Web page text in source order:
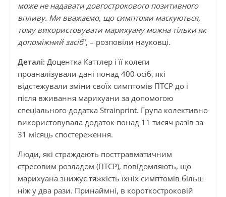
може не надавати довгострокового позитивного
впливу. Ми вважаємо, що симптоми маскуються,
тому використовувати марихуану можна тільки як
допоміжний засіб“, – розповіли науковці.
Деталі: Доцентка Каттлер і її колеги
проаналізували дані понад 400 осіб, які
відстежували зміни своїх симптомів ПТСР до і
після вживання марихуани за допомогою
спеціального додатка Strainprint. Група колективно
використовувала додаток понад 11 тисяч разів за
31 місяць спостереження.
Люди, які страждають посттравматичним
стресовим розладом (ПТСР), повідомляють, що
марихуана знижує тяжкість їхніх симптомів більш
ніж у два рази. Принаймні, в короткостроковій